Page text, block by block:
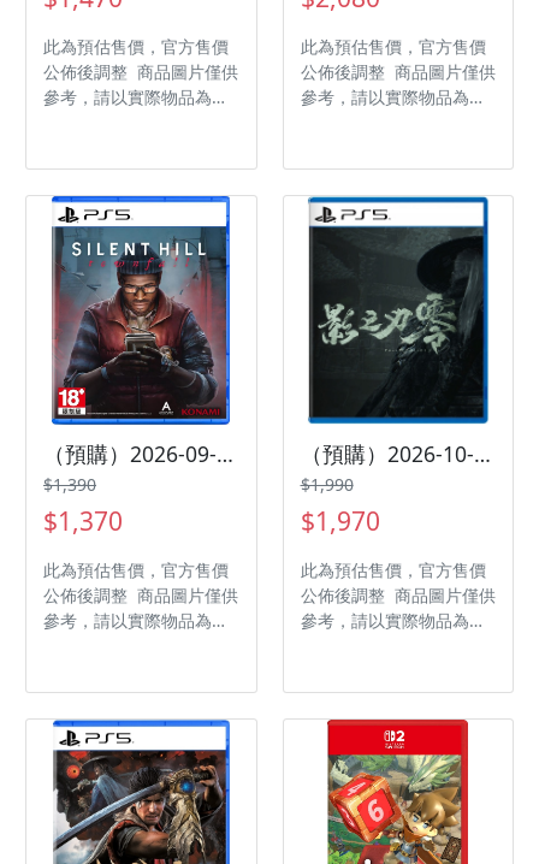
此為預估售價，官方售價
公佈後調整 商品圖片僅供
參考，請以實際物品為主
台：Nintendo Switch 2
遊戲類型：動作冒險 遊玩
人數： 1-4 人 作品分
級：輔 12 級 製作廠商：
Ubisoft 發行廠商：
Ubisoft
此為預估售價，官方售價
公佈後調整 商品圖片僅供
參考，請以實際物品為主
台：PlayStation 5 遊戲
類型：動作 遊玩人數： 1
人 作品分級：限制級 製
作廠商：Insomniac
Games 發行廠商：Sony
Interactive
Entertainment
（預購）2026-09-24 PS5 沉默之丘：Townfall 中文版
$1,390
$1,370
此為預估售價，官方售價
公佈後調整 商品圖片僅供
參考，請以實際物品為主
台：PlayStation 5 遊戲
類型：冒險 遊玩人數： 1
人 製作廠商：Screen
Burn 發行廠商：
KONAMI
（預購）2026-10-29 PS5 影之刃 零 中文版
$1,990
$1,970
此為預估售價，官方售價
公佈後調整 商品圖片僅供
參考，請以實際物品為主
台：PlayStation 5 遊戲
類型：冒險 遊玩人數：
1 人 製作廠商：S-Game
發行廠商：Cruel Man
Studio